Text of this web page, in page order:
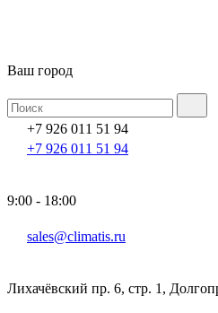
Ваш город
+7 926 011 51 94
+7 926 011 51 94
9:00 - 18:00
sales@climatis.ru
Лихачёвский пр. 6, стр. 1,